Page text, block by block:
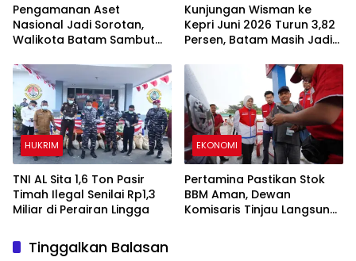
Pengamanan Aset
Nasional Jadi Sorotan,
Walikota Batam Sambut
Kepri
Kunjungan Wisman ke
Kepri Juni 2026 Turun 3,82
Persen, Batam Masih Jadi
Wisatawan Mancanegara
HUKRIM
TNI AL Sita 1,6 Ton Pasir
Timah Ilegal Senilai Rp1,3
Miliar di Perairan Lingga
EKONOMI
Pertamina Pastikan Stok
BBM Aman, Dewan
Komisaris Tinjau Langsung
Tinggalkan Balasan